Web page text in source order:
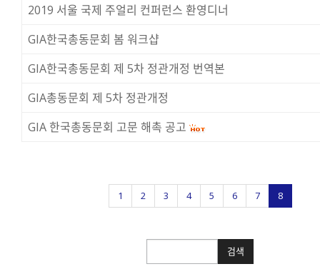
2019 서울 국제 주얼리 컨퍼런스 환영디너
GIA한국총동문회 봄 워크샵
GIA한국총동문회 제 5차 정관개정 번역본
GIA총동문회 제 5차 정관개정
GIA 한국총동문회 고문 해촉 공고
1 2 3 4 5 6 7 8
검색